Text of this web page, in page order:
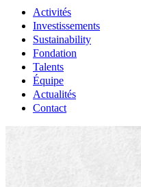
Activités
Investissements
Sustainability
Fondation
Talents
Équipe
Actualités
Contact